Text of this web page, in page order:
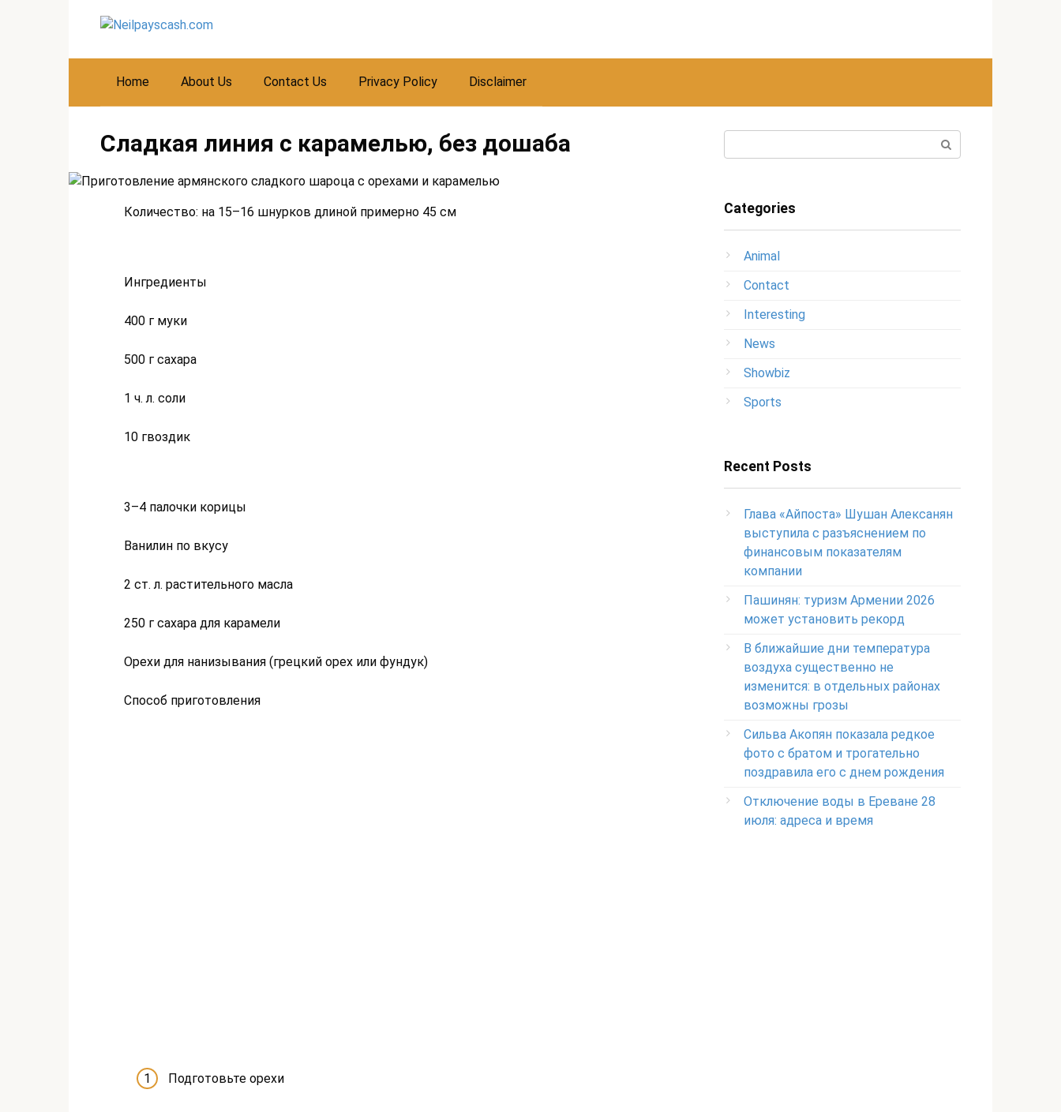
Home About Us Contact Us Privacy Policy Disclaimer
Сладкая линия с карамелью, без дошаба
Количество: на 15–16 шнурков длиной примерно 45 см
Ингредиенты
400 г муки
500 г сахара
1 ч. л. соли
10 гвоздик
3–4 палочки корицы
Ванилин по вкусу
2 ст. л. растительного масла
250 г сахара для карамели
Орехи для нанизывания (грецкий орех или фундук)
Способ приготовления
Подготовьте орехи
Categories
Animal
Contact
Interesting
News
Showbiz
Sports
Recent Posts
Глава «Айпоста» Шушан Алексанян
выступила с разъяснением по
финансовым показателям
компании
Пашинян: туризм Армении 2026
может установить рекорд
В ближайшие дни температура
воздуха существенно не
изменится: в отдельных районах
возможны грозы
Сильва Акопян показала редкое
фото с братом и трогательно
поздравила его с днем рождения
Отключение воды в Ереване 28
июля: адреса и время